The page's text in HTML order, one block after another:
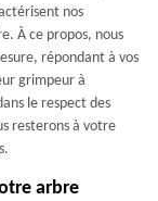
nos
À ce propos, nous
répondant à vos
grimpeur à
le respect des
resterons à votre
arbre